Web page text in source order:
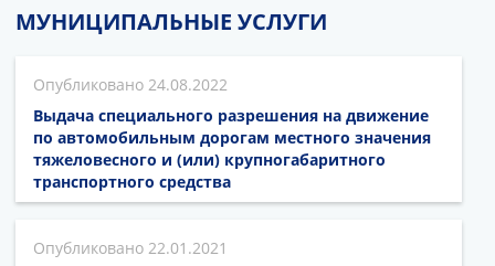
Муниципальные закупки
Государственный и муниципальный контроль
Муниципальное имущество
Публичные слушания и общественные обсуждения
МУНИЦИПАЛЬНЫЕ УСЛУГИ
24.08.2022
Выдача специального разрешения на движение
по автомобильным дорогам местного значения
тяжеловесного и (или) крупногабаритного
транспортного средства
22.01.2021